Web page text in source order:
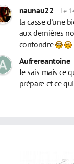
naunau22
Le
la casse d'une
aux dernières
confondre
Aufrereantoine
Je sais mais ce
prépare et ce